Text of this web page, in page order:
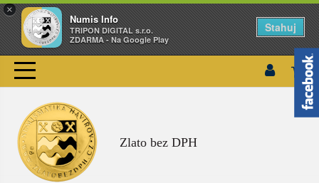
×
Numis Info
TRIPON DIGITAL s.r.o.
ZDARMA - Na Google Play
Stahuj
Zlato bez DPH